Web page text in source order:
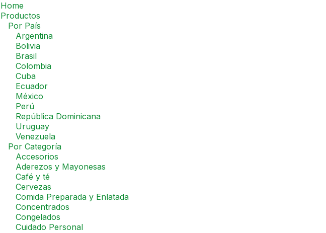
Home
Productos
Por País
Argentina
Bolivia
Brasil
Colombia
Cuba
Ecuador
México
Perú
República Dominicana
Uruguay
Venezuela
Por Categoría
Accesorios
Aderezos y Mayonesas
Café y té
Cervezas
Comida Preparada y Enlatada
Concentrados
Congelados
Cuidado Personal